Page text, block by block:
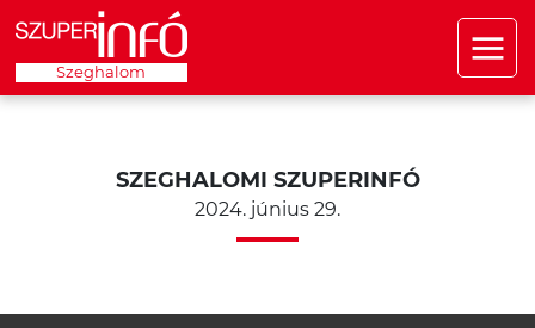
Szeghalom
SZEGHALOMI SZUPERINFÓ
2024. június 29.